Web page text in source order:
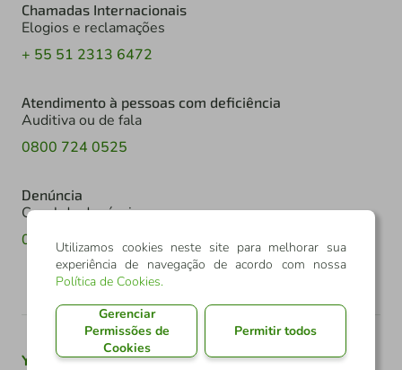
Chamadas Internacionais
Elogios e reclamações
+ 55 51 2313 6472
Atendimento à pessoas com deficiência
Auditiva ou de fala
0800 724 0525
Denúncia
Canal de denúncia
0800 602 6918
Youtube Twitter Linkedin Instagram
Utilizamos cookies neste site para melhorar sua
experiência de navegação de acordo com nossa
Política de Cookies.
Gerenciar
Permissões de
Cookies
Permitir todos